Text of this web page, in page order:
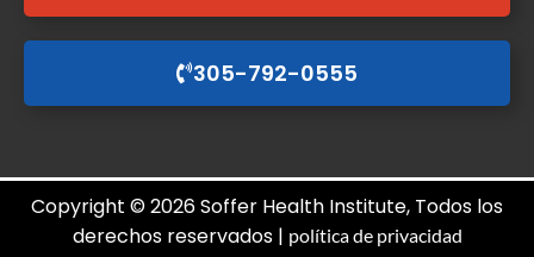
305-792-0555
Copyright © 2026 Soffer Health Institute, Todos los
derechos reservados | política de privacidad